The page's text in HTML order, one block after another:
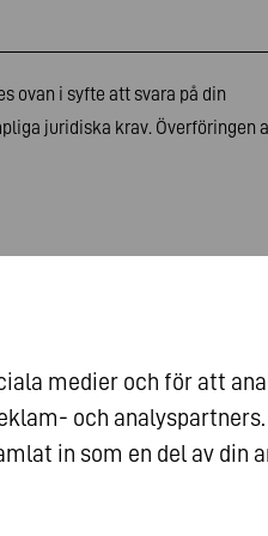
ovan i syfte att svara på din
juridiska krav. Överföringen
medier och för att
och
in som en del av din